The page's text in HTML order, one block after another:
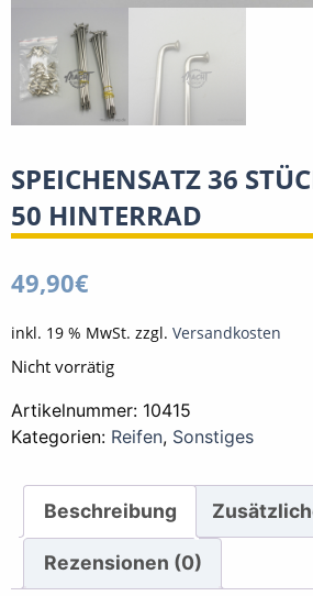
SPEICHENSATZ 36
50 HINTERRAD
49,90€
inkl. 19 % MwSt. zzgl. Versandkosten
Nicht vorrätig
Artikelnummer: 10415
Kategorien: Reifen, Sonstiges
Beschreibung
Rezensionen (0)